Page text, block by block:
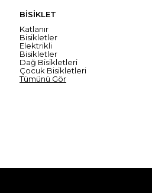
BİSİKLET
Katlanır
Bisikletler
Elektrikli
Bisikletler
Dağ Bisikletleri
Çocuk Bisikletleri
Tümünü Gör